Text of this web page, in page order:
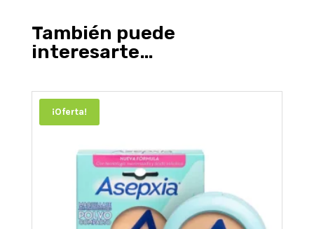
También puede
interesarte…
¡Oferta!